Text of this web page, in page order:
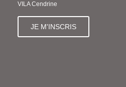
VILA Cendrine
JE M'INSCRIS